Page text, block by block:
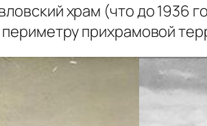
храм (что до 1936
прихрамовой